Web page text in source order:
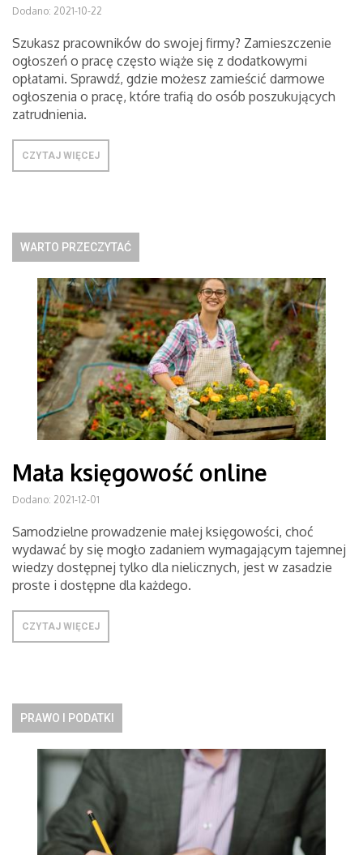
Dodano: 2021-10-22
Szukasz pracowników do swojej firmy? Zamieszczenie
ogłoszeń o pracę często wiąże się z dodatkowymi
opłatami. Sprawdź, gdzie możesz zamieścić darmowe
ogłoszenia o pracę, które trafią do osób poszukujących
zatrudnienia.
CZYTAJ WIĘCEJ
WARTO PRZECZYTAĆ
Mała księgowość online
Dodano: 2021-12-01
Samodzielne prowadzenie małej księgowości, choć
wydawać by się mogło zadaniem wymagającym tajemnej
wiedzy dostępnej tylko dla nielicznych, jest w zasadzie
proste i dostępne dla każdego.
CZYTAJ WIĘCEJ
PRAWO I PODATKI